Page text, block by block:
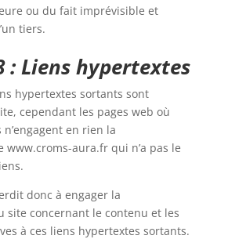
ou du fait imprévisible et
tiers.
: Liens hypertextes
hypertextes sortants sont
cependant les pages web où
en rien la
www.croms-aura.fr qui n’a pas le
donc à engager la
site concernant le contenu et les
à ces liens hypertextes sortants.